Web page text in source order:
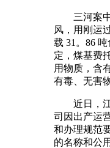
三河案中
风，用刚运
载 31。86
定，煤基费
用物质，含
有毒、无害
近日，江
司因出产运
和办理规范
的名称和公